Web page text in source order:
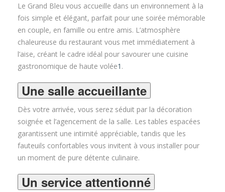
Le Grand Bleu vous accueille dans un environnement à la
fois simple et élégant, parfait pour une soirée mémorable
en couple, en famille ou entre amis. L’atmosphère
chaleureuse du restaurant vous met immédiatement à
l’aise, créant le cadre idéal pour savourer une cuisine
gastronomique de haute volée1 .
Une salle accueillante
Dès votre arrivée, vous serez séduit par la décoration
soignée et l’agencement de la salle. Les tables espacées
garantissent une intimité appréciable, tandis que les
fauteuils confortables vous invitent à vous installer pour
un moment de pure détente culinaire.
Un service attentionné